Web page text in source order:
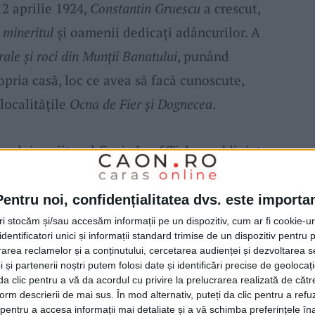
noi, confidențialitatea dvs. este
stocăm și/sau accesăm informații pe un dispozitiv, cum ar fi cookie-
unici și informații standard trimise de un dispozitiv pentru
reclamelor și a conținutului, cercetarea audienței și dezvoltarea
și partenerii noștri putem folosi date și identificări precise de
clic pentru a vă da acordul cu privire la prelucrarea realizată de
descrierii de mai sus. În mod alternativ, puteți da clic pentru a
a accesa informații mai detaliate și a vă schimba preferințele
aprilie 1924, Constantin Gruescu a crescut,
mineritulși oamenii dedicați adâncurilor. A
și roci din Munții Banatului, punând
casă, loc ce avea să facă cunoscute,
localităţile Ocna de Fier și Dognecea.
scriitorulErwin Iosef Ţiglaa subliniat:
care l-a însoțit de-a lungul zecilor de ani în
Nea Costică Gruescua fost un om deosebit,
și l-a făcut cunoscut pretutindeni. Cei
cu înscrisuri lăsate drept dovadă a
nume de oameni importanți din știință
din cultură și educație,